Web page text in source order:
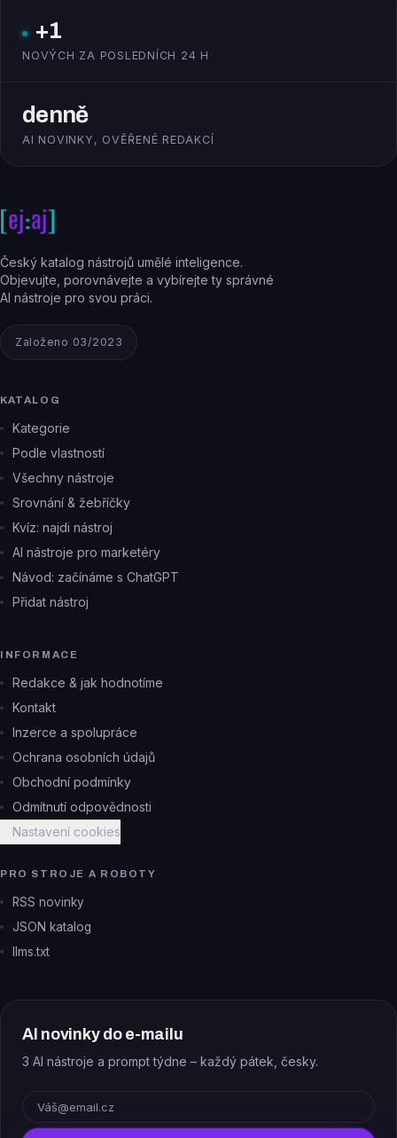
+1
NOVÝCH ZA POSLEDNÍCH 24 H
denně
AI NOVINKY, OVĚŘENÉ REDAKCÍ
Český katalog nástrojů umělé inteligence.
Objevujte, porovnávejte a vybírejte ty správné
AI nástroje pro svou práci.
Založeno 03/2023
KATALOG
Kategorie
Podle vlastností
Všechny nástroje
Srovnání & žebříčky
Kvíz: najdi nástroj
AI nástroje pro marketéry
Návod: začínáme s ChatGPT
Přidat nástroj
INFORMACE
Redakce & jak hodnotíme
Kontakt
Inzerce a spolupráce
Ochrana osobních údajů
Obchodní podmínky
Odmítnutí odpovědnosti
Nastavení cookies
PRO STROJE A ROBOTY
RSS novinky
JSON katalog
llms.txt
AI novinky do e-mailu
3 AI nástroje a prompt týdne – každý pátek, česky.